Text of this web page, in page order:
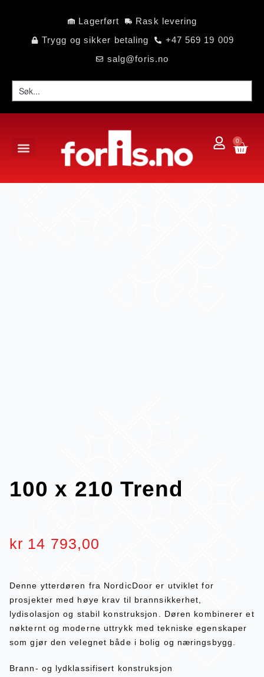
Lagerført
Rask levering
Trygg og sikker betaling
+47 569 19 009
salg@foris.no
0
100 x 210 Trend
kr 14 793,00
Denne ytterdøren fra NordicDoor er utviklet for
prosjekter med høye krav til brannsikkerhet,
lydisolasjon og stabil konstruksjon. Døren kombinerer et
nøkternt og moderne uttrykk med tekniske egenskaper
som gjør den velegnet både i bolig og næringsbygg.
Brann- og lydklassifisert konstruksjon